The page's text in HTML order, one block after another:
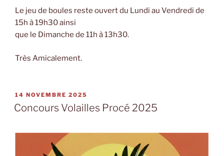
Le jeu de boules reste ouvert du Lundi au Vendredi de
15h à 19h30 ainsi
que le Dimanche de 11h à 13h30.
Très Amicalement.
PUBLIÉ
LE
14 NOVEMBRE 2025
Concours Volailles Procé 2025